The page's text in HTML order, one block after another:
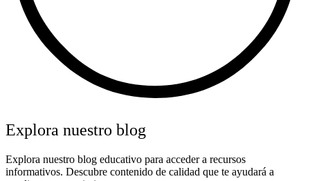
Explora nuestro blog
Explora nuestro blog educativo para acceder a recursos
informativos. Descubre contenido de calidad que te ayudará a